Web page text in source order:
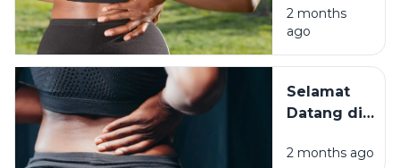
Usia Muda
Saat
Kerja?
Hati-hati
Kronis
Incar
2 months
ago
Selamat
Datang di
Tiga: Saat
2 months ago